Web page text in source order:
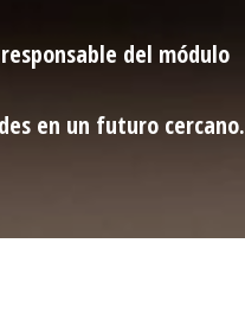
del módulo
en un futuro cercano.